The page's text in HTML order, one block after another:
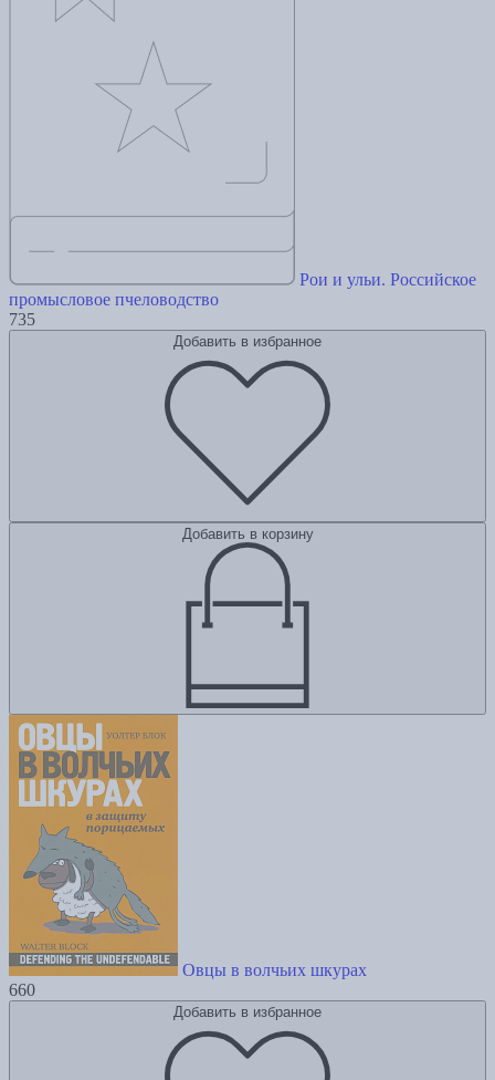
Рои и ульи. Российское
промысловое пчеловодство
735
Добавить в избранное
Добавить в корзину
Овцы в волчьих шкурах
660
Добавить в избранное